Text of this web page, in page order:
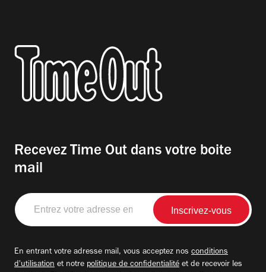
Recevez Time Out dans votre boite
mail
Entrez
votre
adresse
En entrant votre adresse mail, vous acceptez nos conditions
d'utilisation et notre politique de confidentialité et de recevoir les